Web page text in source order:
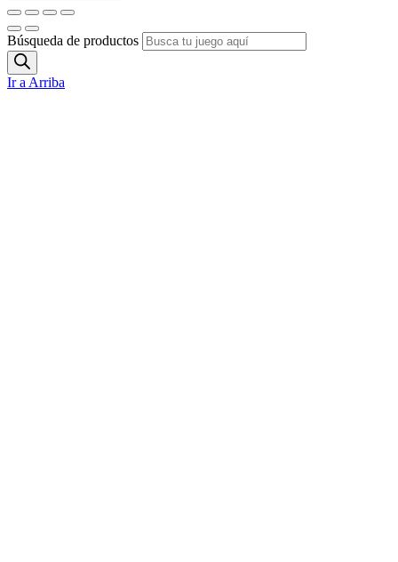
Búsqueda de productos
Ir a Arriba